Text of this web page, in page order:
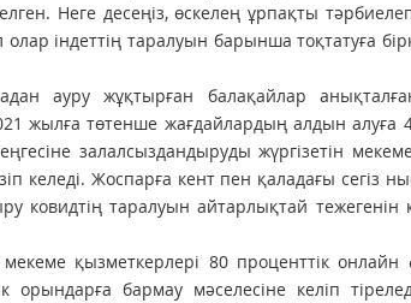
Неге десеңіз, өскелең ұрпақты
індеттің таралуын барынша тоқтатуға
ауру жұқтырған балақайлар
жылға төтенше жағдайлардың алдын алуға
залалсыздандыруды жүргізетін
келеді. Жоспарға кент пен қаладағы сегіз
ковидтің таралуын айтарлықтай тежегенін
мекеме қызметкерлері 80 проценттік
орындарға бармау мәселесіне келіп